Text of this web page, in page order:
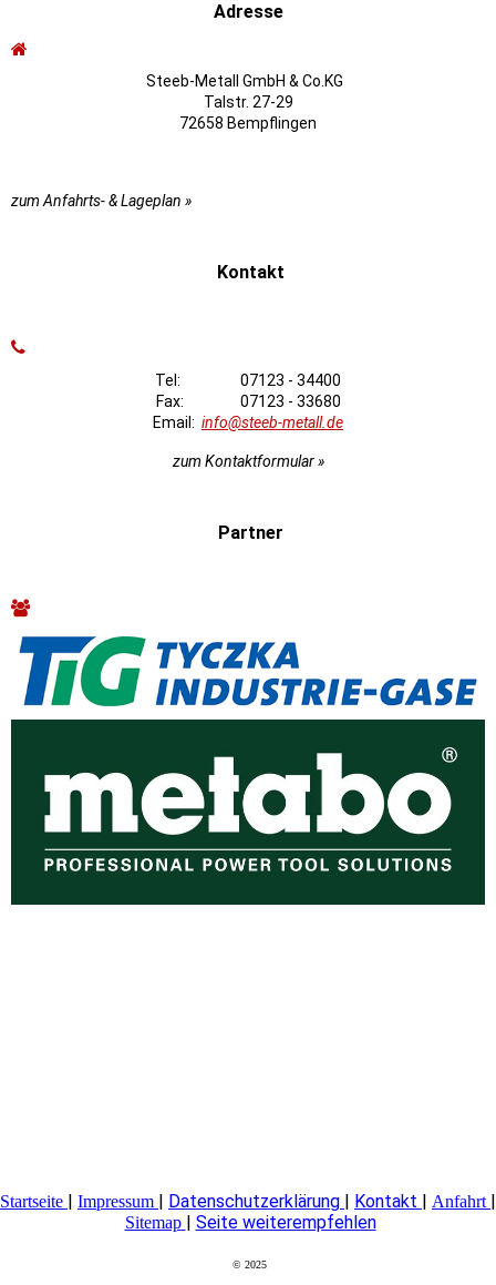
Adresse
Steeb-Metall GmbH & Co.KG
Talstr. 27-29
72658 Bempflingen
zum Anfahrts- & Lageplan »
Kontakt
Tel: 07123 - 34400
Fax: 07123 - 33680
Email: info@steeb-metall.de
zum Kontaktformular »
Partner
Startseite | Impressum | Datenschutzerklärung | Kontakt | Anfahrt |
Sitemap | Seite weiterempfehlen
© 2025